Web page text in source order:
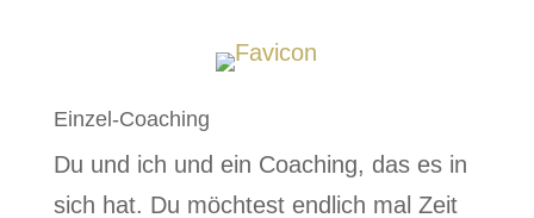
Einzel-Coaching
Du und ich und ein Coaching, das es in
sich hat. Du möchtest endlich mal Zeit